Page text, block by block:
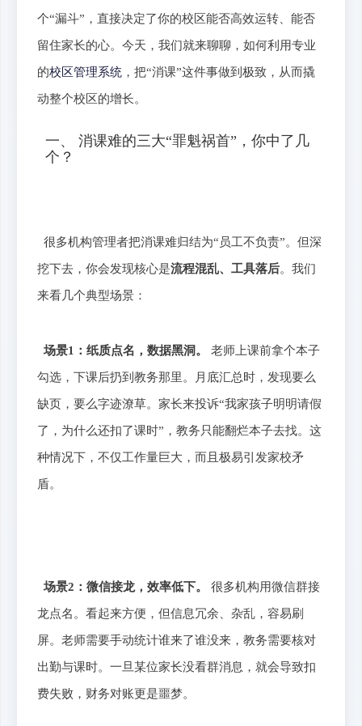
个“漏斗”，直接决定了你的校区能否高效运转、能否
留住家长的心。今天，我们就来聊聊，如何利用专业
的校区管理系统 ，把“消课”这件事做到极致，从而撬
动整个校区的增长。
一、 消课难的三大“罪魁祸首”，你中了几
个？
很多机构管理者把消课难归结为“员工不负责”。但深
挖下去，你会发现核心是流程混乱、工具落后。我们
来看几个典型场景：
场景1：纸质点名，数据黑洞。 老师上课前拿个本子
勾选，下课后扔到教务那里。月底汇总时，发现要么
缺页，要么字迹潦草。家长来投诉“我家孩子明明请假
了，为什么还扣了课时”，教务只能翻烂本子去找。这
种情况下，不仅工作量巨大，而且极易引发家校矛
盾。
场景2：微信接龙，效率低下。 很多机构用微信群接
龙点名。看起来方便，但信息冗余、杂乱，容易刷
屏。老师需要手动统计谁来了谁没来，教务需要核对
出勤与课时。一旦某位家长没看群消息，就会导致扣
费失败，财务对账更是噩梦。